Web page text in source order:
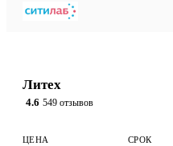
Литех
4.6 549 отзывов
ЦЕНА СРОК